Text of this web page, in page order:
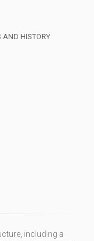
AND HISTORY
including a